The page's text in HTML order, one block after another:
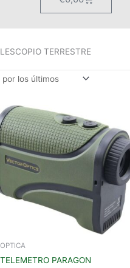
TERRESTRE
OPTICA
TELEMETRO PARAGON